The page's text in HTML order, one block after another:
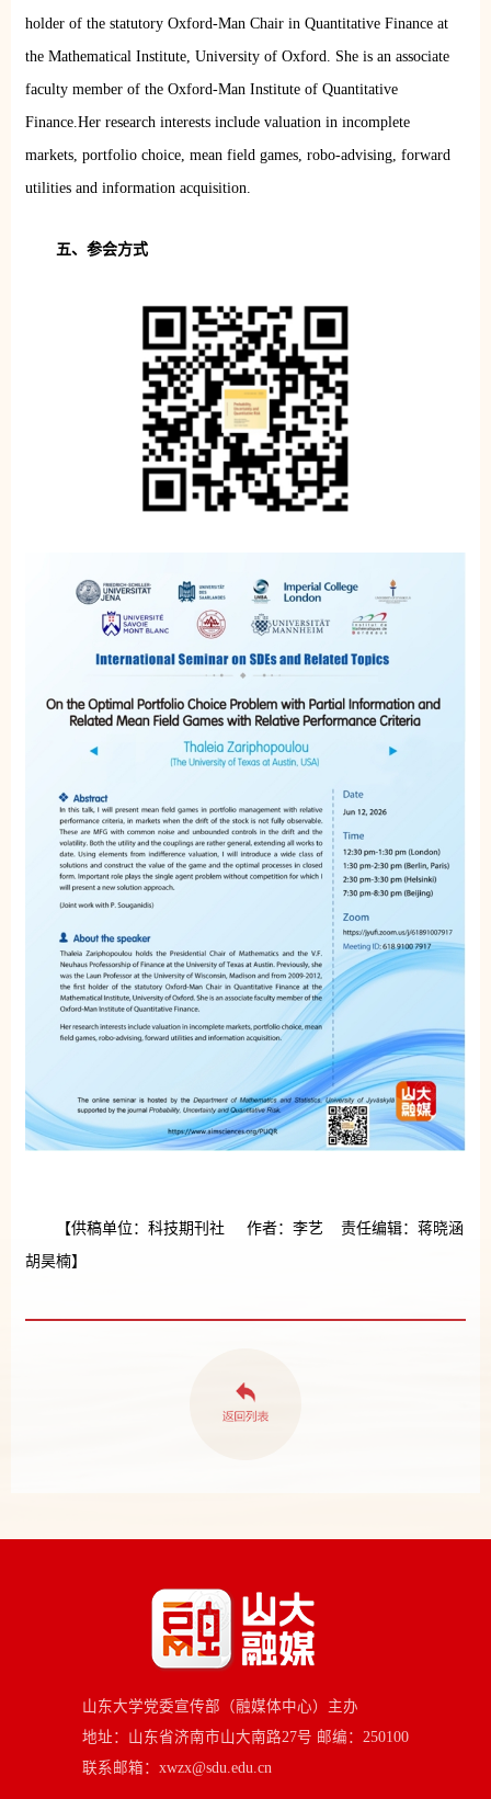
holder of the statutory Oxford-Man Chair in Quantitative Finance at
the Mathematical Institute, University of Oxford. She is an associate
faculty member of the Oxford-Man Institute of Quantitative
Finance.Her research interests include valuation in incomplete
markets, portfolio choice, mean field games, robo-advising, forward
utilities and information acquisition.
五、 参会方式
【供稿单位：科技期刊社 作者：李艺 责任编辑：蒋晓涵
胡昊楠】
山东大学党委宣传部（融媒体中心）主办
地址：山东省济南市山大南路27号 邮编：250100
联系邮箱：xwzx@sdu.edu.cn